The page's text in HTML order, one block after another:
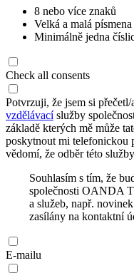
8 nebo více znaků
Velká a malá písmena
Minimálně jedna
Check all consents
Potvrzuji, že jsem si přečetl/
vzdělávacíslužby
základě kterých mě může
poskytnout mi telefonickou
vědomí, že odběr této
Souhlasím s tím, že
společnosti OANDA
a služeb, např.
zasílány na kontaktní
E-mailu